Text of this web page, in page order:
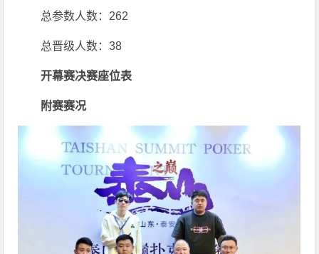
总参数人数：262
总晋级人数：38
开幕赛决赛座位表
附赛赛况